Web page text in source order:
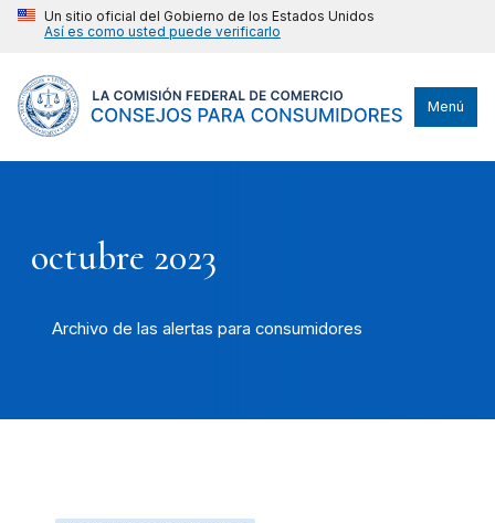
Un sitio oficial del Gobierno de los Estados Unidos
Así es como usted puede verificarlo
Menú
octubre 2023
Archivo de las alertas para consumidores